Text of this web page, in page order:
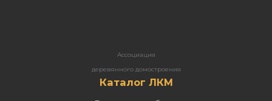
Ассоциация
деревянного домостроения
Каталог ЛКМ